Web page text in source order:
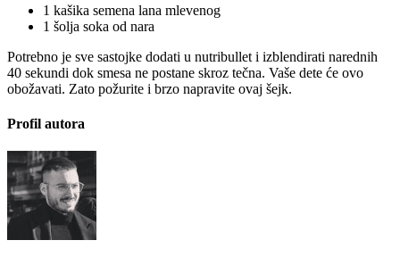
1 kašika semena lana mlevenog
1 šolja soka od nara
Potrebno je sve sastojke dodati u nutribullet i izblendirati narednih
40 sekundi dok smesa ne postane skroz tečna. Vaše dete će ovo
obožavati. Zato požurite i brzo napravite ovaj šejk.
Profil autora